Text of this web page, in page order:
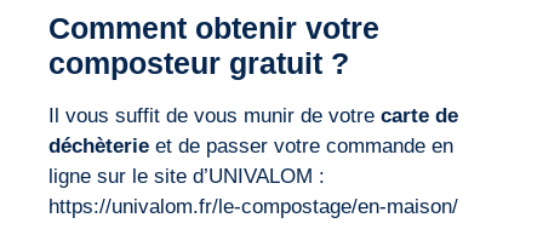
Comment obtenir votre
composteur gratuit ?
Il vous suffit de vous munir de votre carte de
déchèterie et de passer votre commande en
ligne sur le site d’UNIVALOM :
https://univalom.fr/le-compostage/en-maison/